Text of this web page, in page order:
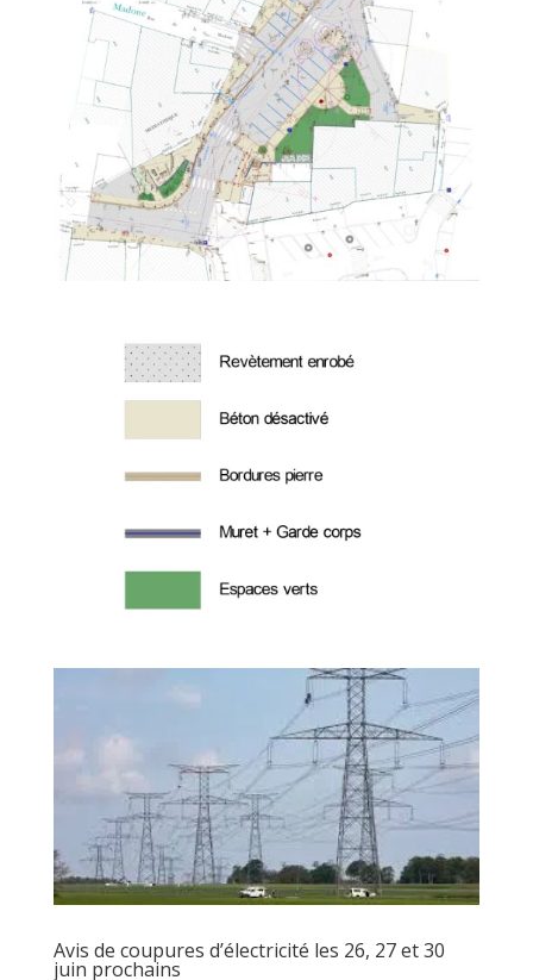
Avis de coupures d’électricité les 26, 27 et 30
juin prochains